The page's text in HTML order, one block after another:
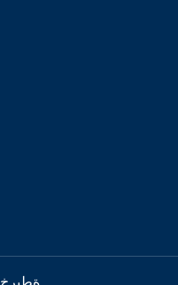
pametis ةطيرخ